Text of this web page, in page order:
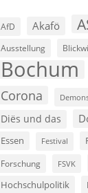
AfD Akafö
Ausstellung
Bochum
Corona
Diës und das
Essen Festival
Forschung FSVK
Hochschulpolitik